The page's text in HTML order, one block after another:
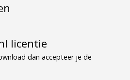
licentie
dan accepteer je de